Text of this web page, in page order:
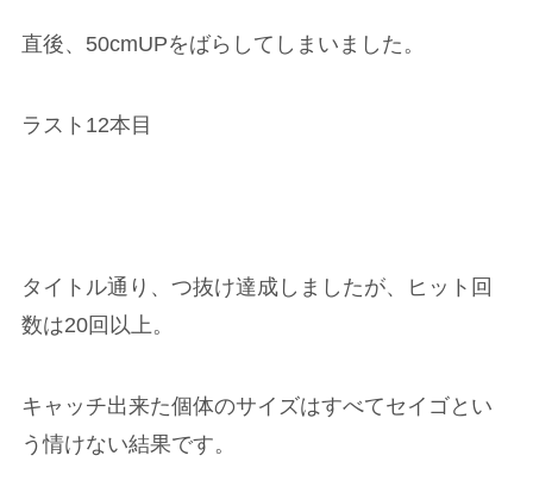
直後、50cmUPをばらしてしまいました。
ラスト12本目
タイトル通り、つ抜け達成しましたが、ヒット回
数は20回以上。
キャッチ出来た個体のサイズはすべてセイゴとい
う情けない結果です。